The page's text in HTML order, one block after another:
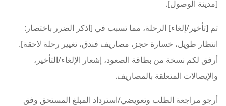
[مدينة الوصول].
تم [تأخير/إلغاء] الرحلة، مما تسبب في [اذكر الضرر باختصار:
انتظار طويل، خسارة حجز، مصاريف فندق، تغيير رحلة لاحقة].
أرفق لكم نسخة من بطاقة الصعود، إشعار الإلغاء/التأخير،
والإيصالات المتعلقة بالمصاريف.
أرجو مراجعة الطلب وتعويضي/استرداد المبلغ المستحق وفق